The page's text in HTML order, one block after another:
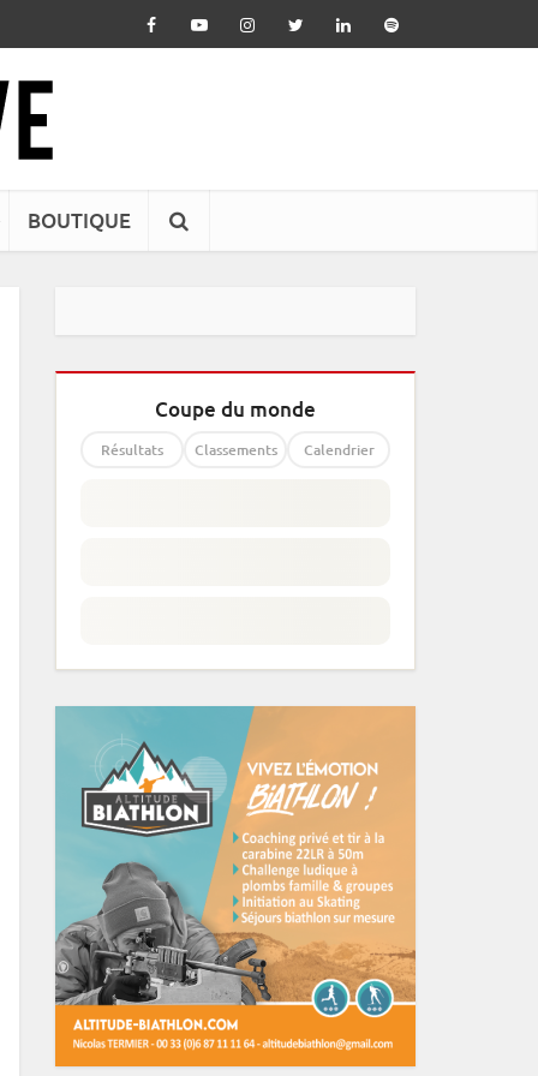
BOUTIQUE
Coupe du monde
Résultats Classements Calendrier